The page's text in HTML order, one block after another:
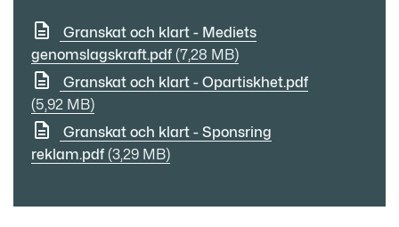
Granskat och klart - Mediets
genomslagskraft.pdf (7,28 MB)
Granskat och klart - Opartiskhet.pdf
(5,92 MB)
Granskat och klart - Sponsring
reklam.pdf (3,29 MB)